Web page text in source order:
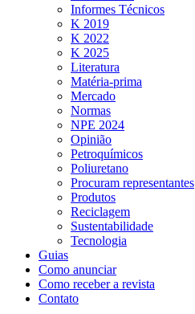
Informes Técnicos
K 2019
K 2022
K 2025
Literatura
Matéria-prima
Mercado
Normas
NPE 2024
Opinião
Petroquímicos
Poliuretano
Procuram representantes
Produtos
Reciclagem
Sustentabilidade
Tecnologia
Guias
Como anunciar
Como receber a revista
Contato